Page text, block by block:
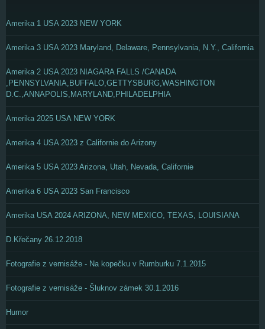
Amerika 1 USA 2023 NEW YORK
Amerika 3 USA 2023 Maryland, Delaware, Pennsylvania, N.Y., California
Amerika 2 USA 2023 NIAGARA FALLS /CANADA
,PENNSYLVANIA,BUFFALO,GETTYSBURG,WASHINGTON
D.C.,ANNAPOLIS,MARYLAND,PHILADELPHIA
Amerika 2025 USA NEW YORK
Amerika 4 USA 2023 z Californie do Arizony
Amerika 5 USA 2023 Arizona, Utah, Nevada, Californie
Amerika 6 USA 2023 San Francisco
Amerika USA 2024 ARIZONA, NEW MEXICO, TEXAS, LOUISIANA
D.Křečany 26.12.2018
Fotografie z vernisáže - Na kopečku v Rumburku 7.1.2015
Fotografie z vernisáže - Šluknov zámek 30.1.2016
Humor